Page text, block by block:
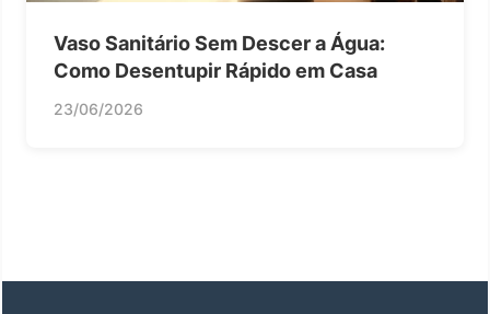
Vaso Sanitário Sem Descer a Água:
Como Desentupir Rápido em Casa
23/06/2026